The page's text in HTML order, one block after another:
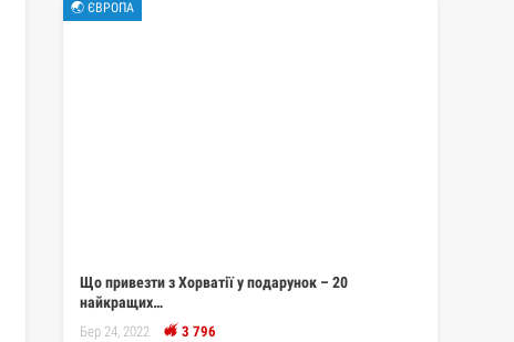
🌏 ЄВРОПА
Що привезти з Хорватії у подарунок – 20
найкращих…
Бер 24, 2022 3 796